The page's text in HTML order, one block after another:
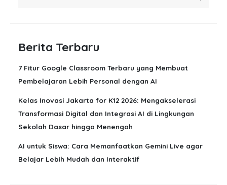
Berita Terbaru
7 Fitur Google Classroom Terbaru yang Membuat
Pembelajaran Lebih Personal dengan AI
Kelas Inovasi Jakarta for K12 2026: Mengakselerasi
Transformasi Digital dan Integrasi AI di Lingkungan
Sekolah Dasar hingga Menengah
AI untuk Siswa: Cara Memanfaatkan Gemini Live agar
Belajar Lebih Mudah dan Interaktif